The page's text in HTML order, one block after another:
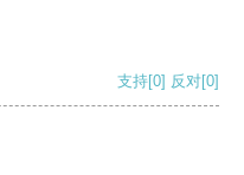
支持[0] 反对[0]